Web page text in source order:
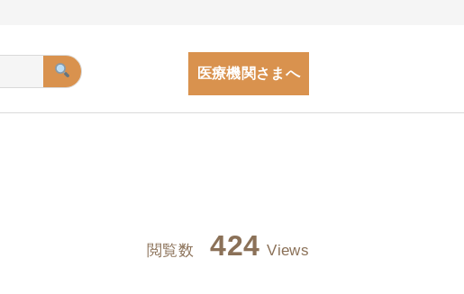
医療機関さまへ
閲覧数 424 Views